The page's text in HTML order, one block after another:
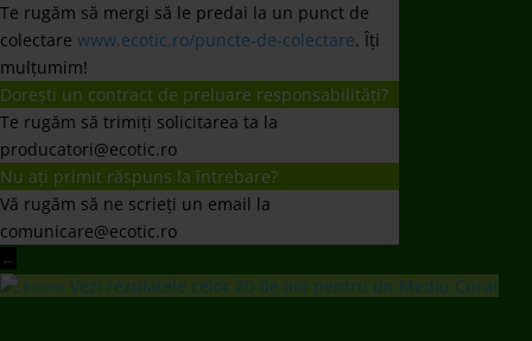
Te rugăm să mergi să le predai la un punct de
colectare www.ecotic.ro/puncte-de-colectare. Îți
mulțumim!
Dorești un contract de preluare responsabilități?
Te rugăm să trimiți solicitarea ta la
producatori@ecotic.ro
Nu ați primit răspuns la întrebare?
Vă rugăm să ne scrieți un email la
comunicare@ecotic.ro
←
ECOTIC Vezi rezulatele celor 20 de ani pentru un Mediu Curat